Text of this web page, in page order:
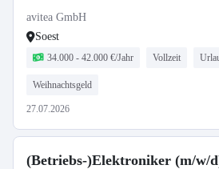
avitea GmbH
Soest
34.000 - 42.000 €/Jahr Vollzeit
Weihnachtsgeld
27.07.2026
(Betriebs-)Elektroniker (m/w/